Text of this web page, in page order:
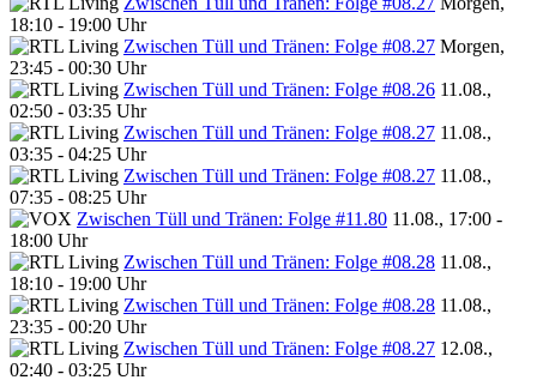
18:10 - 19:00 Uhr
Zwischen Tüll und Tränen: Folge #08.27 Morgen,
23:45 - 00:30 Uhr
Zwischen Tüll und Tränen: Folge #08.26 11.08.,
02:50 - 03:35 Uhr
Zwischen Tüll und Tränen: Folge #08.27 11.08.,
03:35 - 04:25 Uhr
Zwischen Tüll und Tränen: Folge #08.27 11.08.,
07:35 - 08:25 Uhr
Zwischen Tüll und Tränen: Folge #11.80 11.08., 17:00 -
18:00 Uhr
Zwischen Tüll und Tränen: Folge #08.28 11.08.,
18:10 - 19:00 Uhr
Zwischen Tüll und Tränen: Folge #08.28 11.08.,
23:35 - 00:20 Uhr
Zwischen Tüll und Tränen: Folge #08.27 12.08.,
02:40 - 03:25 Uhr